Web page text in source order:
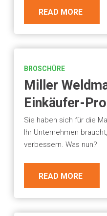
READ MORE
BROSCHÜRE
Miller
Einkäufer-
Sie haben sich für die
Ihr Unternehmen
verbessern. Was nun?
READ MORE